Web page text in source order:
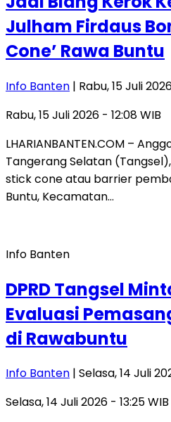
Julham Firdaus
Cone’ Rawa Buntu
Info Banten | Rabu, 15 Juli
Rabu, 15 Juli 2026 - 12:08 WIB
LHARIANBANTEN.COM –
Tangerang Selatan
stick cone atau barrier
Buntu, Kecamatan…
Info Banten
DPRD Tangsel
Evaluasi
di Rawabuntu
Info Banten | Selasa, 14 Juli
Selasa, 14 Juli 2026 - 13:25 WIB